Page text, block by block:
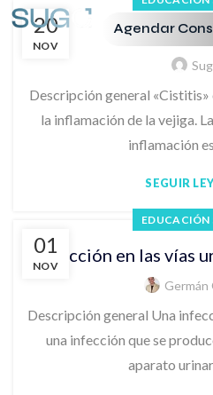
Agendar
20
NOV
Cistitis
Descripción general
la inflamación de la vejiga.
inflamación
SEGUIR
01
NOV
EDUCACIÓN
Infección en las vías
Germán
Descripción general Una
una infección que se
aparato